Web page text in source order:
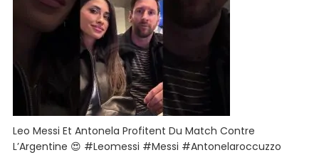
Leo Messi Et Antonela Profitent Du Match Contre
L’Argentine 😍 #leomessi #messi #antonelaroccuzzo